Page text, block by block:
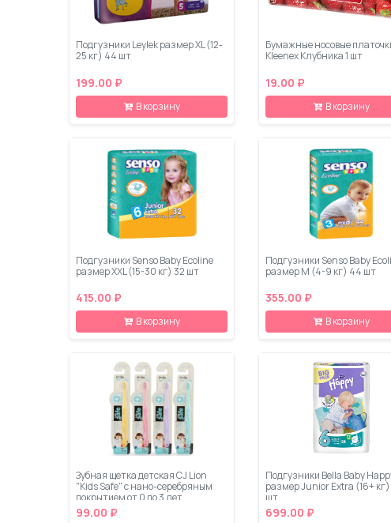
Подгузники Leylеk размер XL (12-
25 кг) 44 шт
199.00 ₽
В корзину
Бумажные носовые
Kleenex Клубника 1 шт
19.00 ₽
В корзину
Подгузники Senso Baby Ecoline
размер XXL (15-30 кг) 32 шт
415.00 ₽
В корзину
Подгузники Senso Baby
размер M (4-9 кг) 44 шт
355.00 ₽
В корзину
Зубная щетка детская CJ Lion
"Kids Safe" с нано-серебряным
покрытием от 0 до 3 лет
99.00 ₽
Подгузники Bella Baby
размер Junior Extra (16+
шт
699.00 ₽